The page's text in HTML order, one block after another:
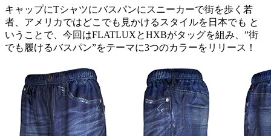
キャップにTシャツにバスパンにスニーカーで街を歩く若
者、アメリカではどこでも見かけるスタイルを日本でも と
いうことで、今回はFLATLUXとHXBがタッグを組み、”街
でも履けるバスパン”をテーマに3つのカラーをリリース！